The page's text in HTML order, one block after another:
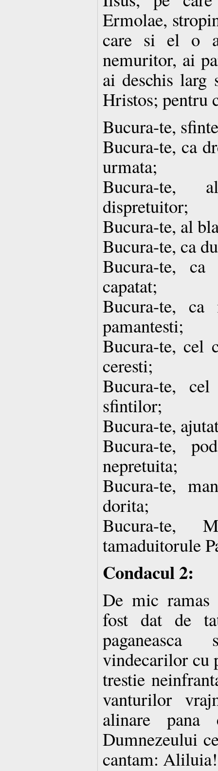
Ermolae,
care si el o
nemuritor, ai
ai deschis larg
Hristos; pentru
Bucura-te,
Bucura-te, ca
urmata;
Bucura-te,
dispretuitor;
Bucura-te, al
Bucura-te, ca
Bucura-te, ca
capatat;
Bucura-te,
pamantesti;
Bucura-te, cel
ceresti;
Bucura-te,
sfintilor;
Bucura-te,
Bucura-te,
nepretuita;
Bucura-te,
dorita;
Bucura-te,
tamaduitorule
Condacul 2:
De mic
fost dat de
vindecarilor cu
trestie
vanturilor
alinare
Dumnezeului
cantam: Aliluia!